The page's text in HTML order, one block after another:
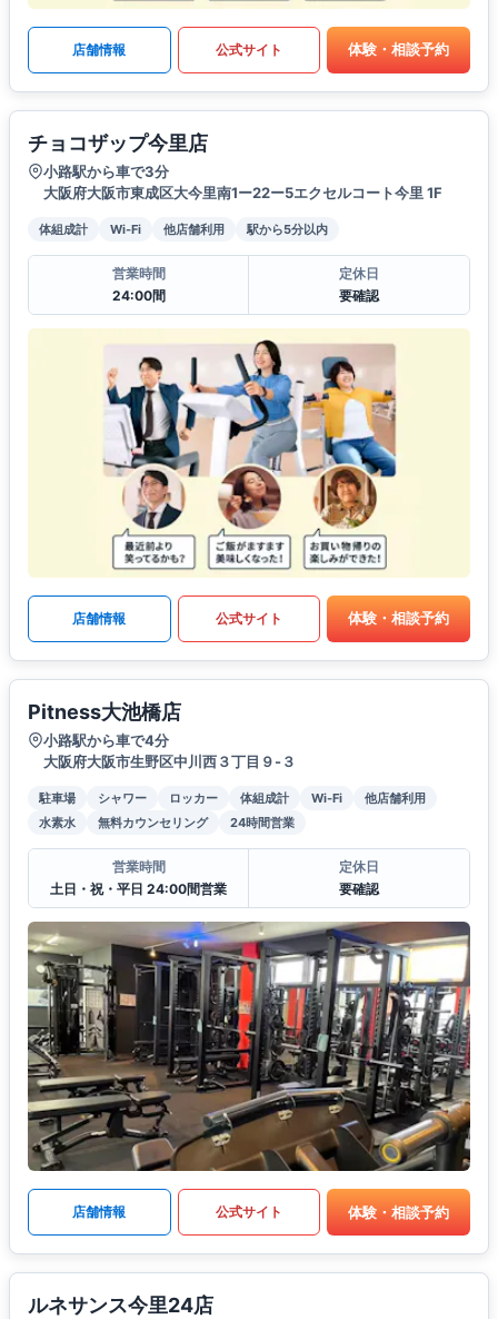
店舗情報 公式サイト 体験・相談予約
チョコザップ今里店
小路駅から車で3分
大阪府大阪市東成区大今里南1ー22ー5エクセルコート今里 1F
体組成計 Wi-Fi 他店舗利用 駅から5分以内
営業時間
24:00間
定休日
要確認
店舗情報 公式サイト 体験・相談予約
Pitness大池橋店
小路駅から車で4分
大阪府大阪市生野区中川西３丁目９-３
駐車場 シャワー ロッカー 体組成計 Wi-Fi
他店舗利用
水素水
無料カウンセリング 24時間営業
営業時間
土日・祝・平日 24:00間営業
定休日
要確認
店舗情報 公式サイト 体験・相談予約
ルネサンス今里24店